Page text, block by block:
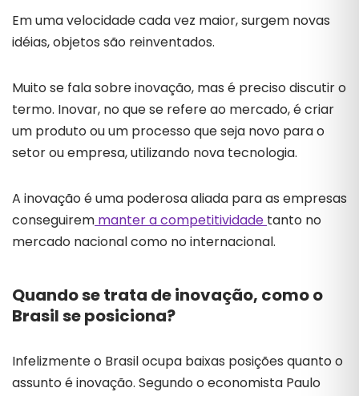
Em uma velocidade cada vez maior, surgem novas
idéias, objetos são reinventados.
Muito se fala sobre inovação, mas é preciso discutir o
termo. Inovar, no que se refere ao mercado, é criar
um produto ou um processo que seja novo para o
setor ou empresa, utilizando nova tecnologia.
A inovação é uma poderosa aliada para as empresas
conseguirem manter a competitividade tanto no
mercado nacional como no internacional.
Quando se trata de inovação, como o
Brasil se posiciona?
Infelizmente o Brasil ocupa baixas posições quanto o
assunto é inovação. Segundo o economista Paulo